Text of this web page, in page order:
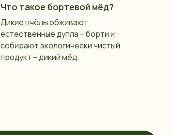
Что такое бортевой мёд?
Дикие пчёлы обживают
естественные дупла – борти и
собирают экологически чистый
продукт – дикий мёд.